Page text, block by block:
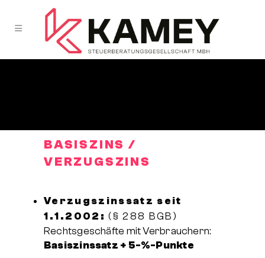
BASISZINS /
VERZUGSZINS
Verzugszinssatz seit
1.1.2002:(§ 288 BGB)
Rechtsgeschäfte mit Verbrauchern:
Basiszinssatz + 5-%-Punkte